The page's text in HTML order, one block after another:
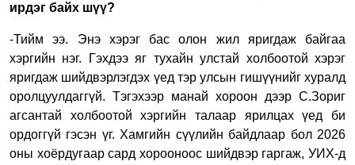
ирдэг байх шүү?
-Тийм ээ. Энэ хэрэг бас олон жил яригдаж байгаа
хэргийн нэг. Гэхдээ яг тухайн улстай холбоотой хэрэг
яригдаж шийдвэрлэгдэх үед тэр улсын гишүүнийг хуралд
оролцуулдаггүй. Тэгэхээр манай хороон дээр С.Зориг
агсантай холбоотой хэргийн талаар ярилцах үед би
ордоггүй гэсэн үг. Хамгийн сүүлийн байдлаар бол 2026
оны хоёрдугаар сард хорооноос шийдвэр гаргаж, УИХ-д